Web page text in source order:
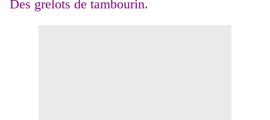
Des grelots de tambourin.